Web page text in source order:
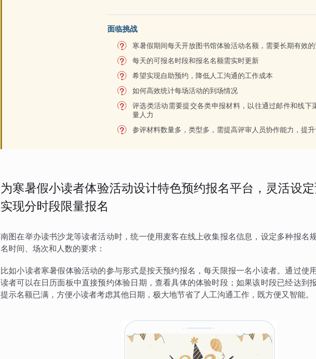
面临挑战
寒暑假期间每天开放图书馆体验活动名额，需要长期有效
每天的可报名时段和报名名额需实时更新
希望实现自助预约，降低人工沟通的工作成本
如何高效统计每场活动的到场情况
评选类活动需要提交各类申报材料，以往通过邮件和线下
量人力
参评材料数量多，类型多，需提高评审人员协作能力，提
为寒暑假小读者体验活动设计特色预约报名平台，灵活设
实现分时段限量报名
南图在举办读书沙龙等读者活动时，统一使用麦客在线上收集报名信息，设定多种报名
名时间、场次和人数的要求：
比如小读者寒暑假体验活动的参与形式是按天预约报名，每天限报一名小读者。通过使
读者可以在日历面板中直接预约体验日期，查看具体的体验时段；如果该时段已经达到
提示名额已满，方便小读者考虑其他日期，极大地节省了人工沟通工作，既方便又智能。